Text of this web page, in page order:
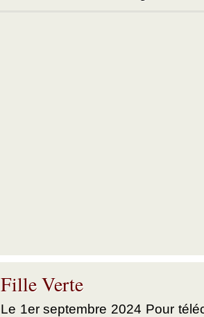
Fille Verte
Le 1er septembre 2024 Pour